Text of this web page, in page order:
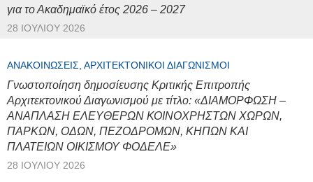
για το Ακαδημαϊκό έτος 2026 – 2027
28 ΙΟΥΛΊΟΥ 2026
ΑΝΑΚΟΙΝΏΣΕΙΣ, ΑΡΧΙΤΕΚΤΟΝΙΚΟΊ ΔΙΑΓΩΝΙΣΜΟΊ
Γνωστοποίηση δημοσίευσης Κριτικής Επιτροπής
Αρχιτεκτονικού Διαγωνισμού με τίτλο: «ΔΙΑΜΟΡΦΩΣΗ –
ΑΝΑΠΛΑΣΗ ΕΛΕΥΘΕΡΩΝ ΚΟΙΝΟΧΡΗΣΤΩΝ ΧΩΡΩΝ,
ΠΑΡΚΩΝ, ΟΔΩΝ, ΠΕΖΟΔΡΟΜΩΝ, ΚΗΠΩΝ ΚΑΙ
ΠΛΑΤΕΙΩΝ ΟΙΚΙΣΜΟΥ ΦΟΔΕΛΕ»
28 ΙΟΥΛΊΟΥ 2026